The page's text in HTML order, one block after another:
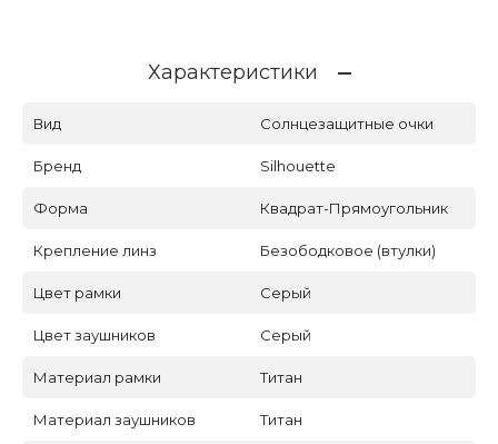
Характеристики
Вид Солнцезащитные очки
Бренд Silhouette
Форма Квадрат-Прямоугольник
Крепление линз Безободковое (втулки)
Цвет рамки Серый
Цвет заушников Серый
Материал рамки Титан
Материал заушников Титан